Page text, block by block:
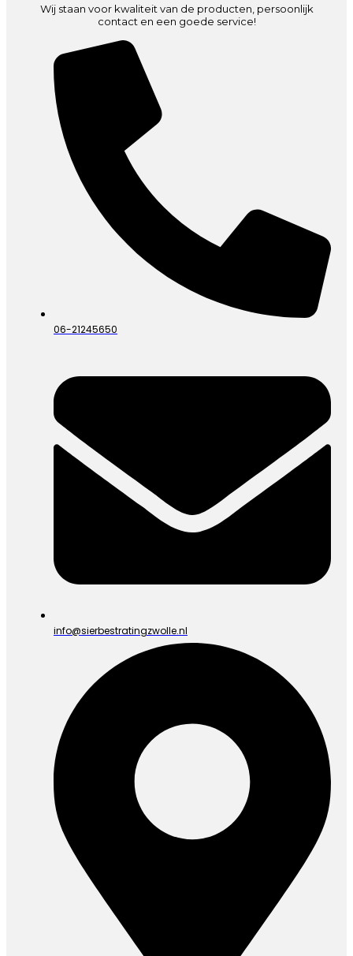
Wij staan voor kwaliteit van de producten, persoonlijk
contact en een goede service!
06-21245650
info@sierbestratingzwolle.nl